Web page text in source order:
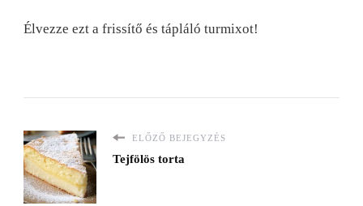
Élvezze ezt a frissítő és tápláló turmixot!
ELŐZŐ BEJEGYZÉS
Tejfölös torta